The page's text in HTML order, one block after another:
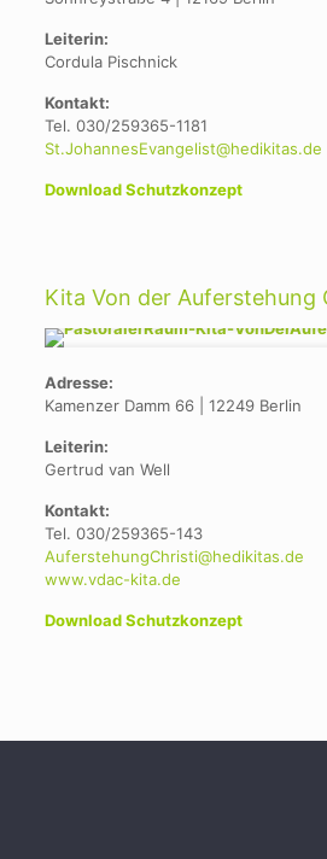
Leiterin:
Cordula Pischnick
Kontakt:
Tel. 030/259365-1181
St.JohannesEvangelist@hedikitas.de
Download Schutzkonzept
Kita Von der Auferstehung
Adresse:
Kamenzer Damm 66 | 12249 Berlin
Leiterin:
Gertrud van Well
Kontakt:
Tel. 030/259365-143
AuferstehungChristi@hedikitas.de
www.vdac-kita.de
Download Schutzkonzept